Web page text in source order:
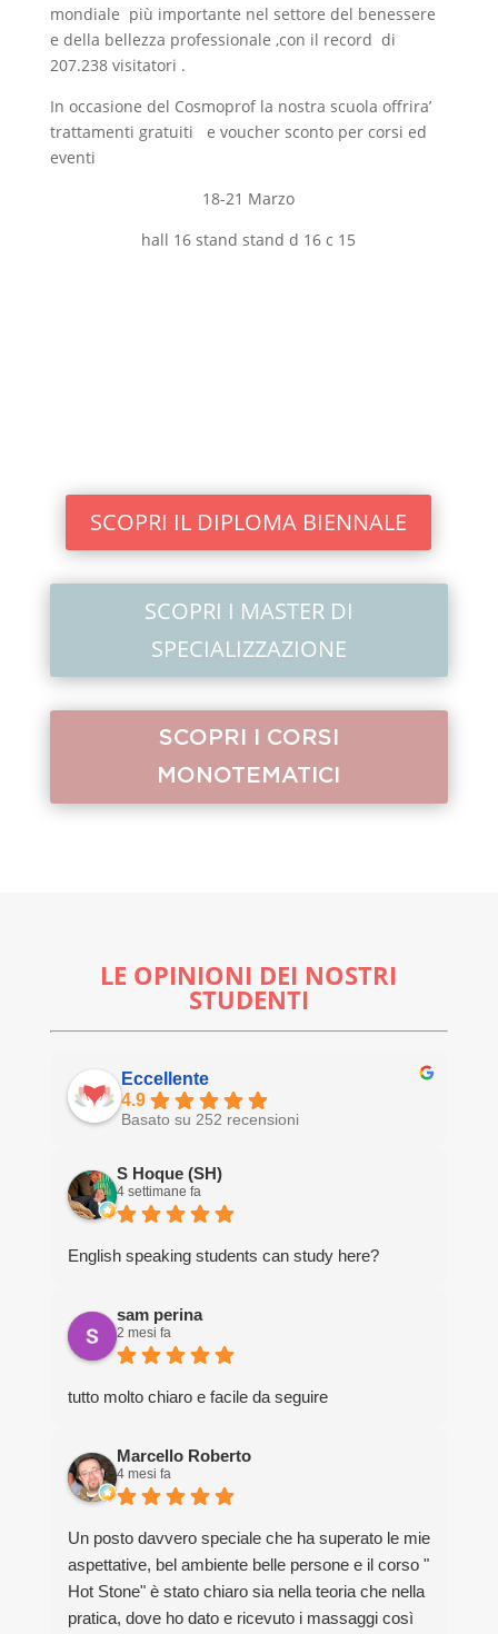
mondiale più importante nel settore del benessere
e della bellezza professionale ,con il record di
207.238 visitatori .
In occasione del Cosmoprof la nostra scuola offrira’
trattamenti gratuiti e voucher sconto per corsi ed
eventi
18-21 Marzo
hall 16 stand stand d 16 c 15
SCOPRI IL DIPLOMA BIENNALE
SCOPRI I MASTER DI
SPECIALIZZAZIONE
SCOPRI I CORSI
MONOTEMATICI
LE OPINIONI DEI NOSTRI
STUDENTI
Eccellente
4.9
Basato su 252 recensioni
S Hoque (SH)
4 settimane fa
English speaking students can study here?
sam perina
2 mesi fa
tutto molto chiaro e facile da seguire
Marcello Roberto
4 mesi fa
Un posto davvero speciale che ha superato le mie
aspettative, bel ambiente belle persone e il corso "
Hot Stone" è stato chiaro sia nella teoria che nella
pratica, dove ho dato e ricevuto i massaggi così